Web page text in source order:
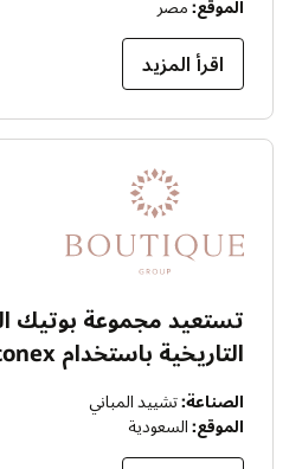
الموقع: مصر
اقرأ المزيد
تستعيد مجموعة بوتيك
التاريخية باستخدام Oracle Aconex
الصناعة:تشييد المباني
الموقع: السعودية